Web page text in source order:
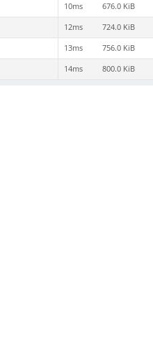
10ms 676.0 KiB
12ms 724.0 KiB
13ms 756.0 KiB
14ms 800.0 KiB